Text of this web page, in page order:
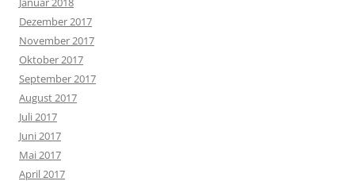
Dezember 2017
November 2017
Oktober 2017
September 2017
August 2017
Juli 2017
Juni 2017
Mai 2017
April 2017